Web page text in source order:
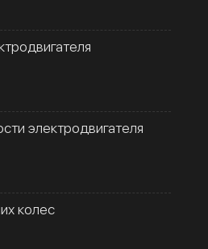
электродвигателя
колес